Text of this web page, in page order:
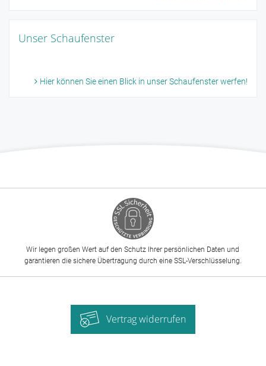
Unser Schaufenster
Hier können Sie einen Blick in unser Schaufenster werfen!
Wir legen großen Wert auf den Schutz Ihrer persönlichen Daten und
garantieren die sichere Übertragung durch eine SSL-Verschlüsselung.
Vertrag widerrufen